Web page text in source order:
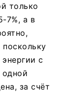
только
7%, а в
с
одной
за счёт